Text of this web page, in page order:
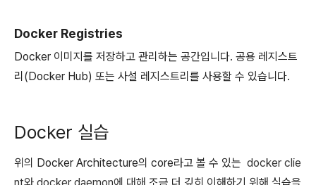
Docker Registries
Docker 이미지를 저장하고 관리하는 공간입니다. 공용 레지스트
리(Docker Hub) 또는 사설 레지스트리를 사용할 수 있습니다.
Docker 실습
위의 Docker Architecture의 core라고 볼 수 있는 docker clie